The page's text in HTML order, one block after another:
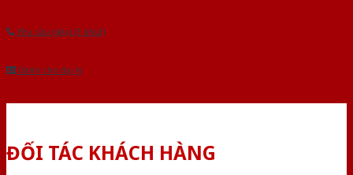
Yêu cầu gọi lại (3 phút)
Dành cho đại lý
ĐỐI TÁC KHÁCH HÀNG